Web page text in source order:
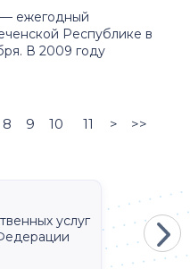
ежегодный
Республике в
В 2009 году
8 9 10 11 > >>
услуг